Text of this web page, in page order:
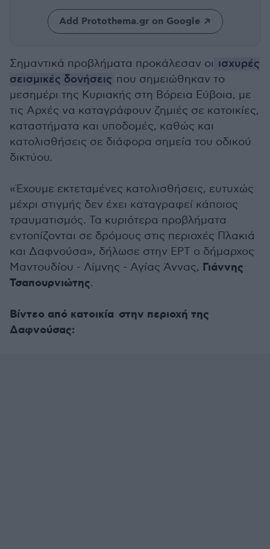
Add Protothema.gr on Google
Σημαντικά προβλήματα προκάλεσαν οι ισχυρές
σεισμικές δονήσεις που σημειώθηκαν το
μεσημέρι της Κυριακής στη Βόρεια Εύβοια, με
τις Αρχές να καταγράφουν ζημιές σε κατοικίες,
καταστήματα και υποδομές, καθώς και
κατολισθήσεις σε διάφορα σημεία του οδικού
δικτύου.
«Έχουμε εκτεταμένες κατολισθήσεις, ευτυχώς
μέχρι στιγμής δεν έχει καταγραφεί κάποιος
τραυματισμός. Τα κυριότερα προβλήματα
εντοπίζονται σε δρόμους στις περιοχές Πλακιά
και Δαφνούσα», δήλωσε στην ΕΡΤ ο δήμαρχος
Μαντουδίου - Λίμνης - Αγίας Άννας, Γιάννης
Τσαπουρνιώτης.
Bίντεο από κατοικία στην περιοχή της
Δαφνούσας: